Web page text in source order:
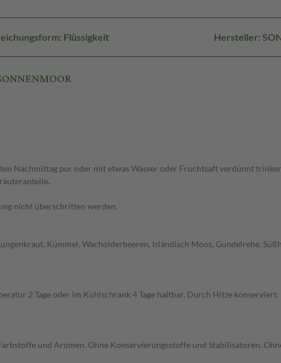
Flüssigkeit Hersteller:
Nachmittag pur oder mit etwas Wasser oder Fruchtsaft verdünnt
nicht überschritten werden.
Kümmel, Wacholderbeeren, Isländisch Moos, Gundelrebe,
2 Tage oder im Kühlschrank 4 Tage haltbar. Durch Hitze konserviert.
und Aromen. Ohne Konservierungsstoffe und Stabilisatoren.